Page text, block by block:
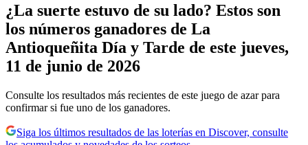
¿La suerte estuvo de su lado? Estos son
los números ganadores de La
Antioqueñita Día y Tarde de este jueves,
11 de junio de 2026
Consulte los resultados más recientes de este juego de azar para
confirmar si fue uno de los ganadores.
Siga los últimos resultados de las loterías en Discover, consulte